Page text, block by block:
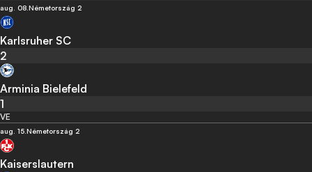
aug. 08. Németország 2
Karlsruher SC
2
Arminia Bielefeld
1
VE
aug. 15. Németország 2
Kaiserslautern